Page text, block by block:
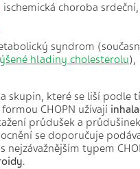
ischemická choroba srdeční,
syndrom
hladiny cholesterolu),
skupin, které se liší podle
CHOPN užívají
průdušek a
se doporučuje
typem
.